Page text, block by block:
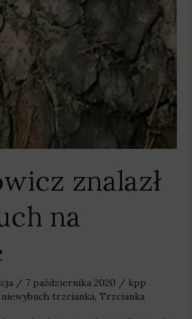
znalazł
na
/ 7 października 2020 / kpp
niewybuch trzcianka, Trzcianka